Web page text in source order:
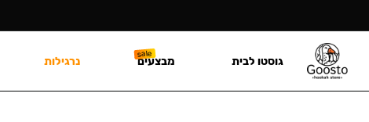
גוסטו לבית מבצעים נרגילות